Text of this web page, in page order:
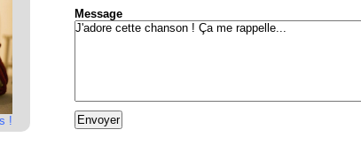
!
Message